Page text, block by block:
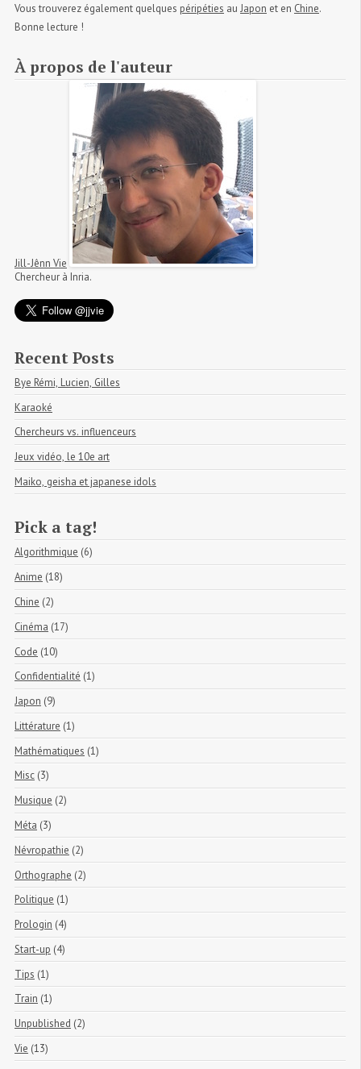
Vous trouverez également quelques péripéties au Japon et en Chine.
Bonne lecture !
À propos de l'auteur
Jill-Jênn Vie
Chercheur à Inria.
Recent Posts
Bye Rémi, Lucien, Gilles
Karaoké
Chercheurs vs. influenceurs
Jeux vidéo, le 10e art
Maiko, geisha et japanese idols
Pick a tag!
Algorithmique (6)
Anime (18)
Chine (2)
Cinéma (17)
Code (10)
Confidentialité (1)
Japon (9)
Littérature (1)
Mathématiques (1)
Misc (3)
Musique (2)
Méta (3)
Névropathie (2)
Orthographe (2)
Politique (1)
Prologin (4)
Start-up (4)
Tips (1)
Train (1)
Unpublished (2)
Vie (13)